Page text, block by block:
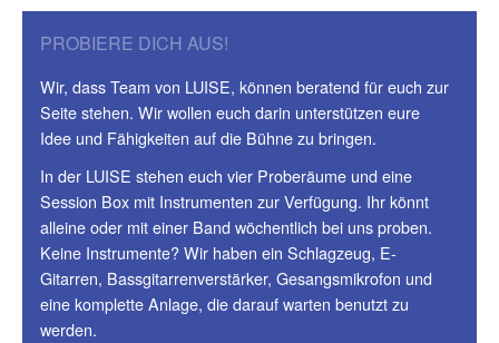
PROBIERE DICH AUS!
Wir, dass Team von LUISE, können beratend für euch zur
Seite stehen. Wir wollen euch darin unterstützen eure
Idee und Fähigkeiten auf die Bühne zu bringen.
In der LUISE stehen euch vier Proberäume und eine
Session Box mit Instrumenten zur Verfügung. Ihr könnt
alleine oder mit einer Band wöchentlich bei uns proben.
Keine Instrumente? Wir haben ein Schlagzeug, E-
Gitarren, Bassgitarrenverstärker, Gesangsmikrofon und
eine komplette Anlage, die darauf warten benutzt zu
werden.